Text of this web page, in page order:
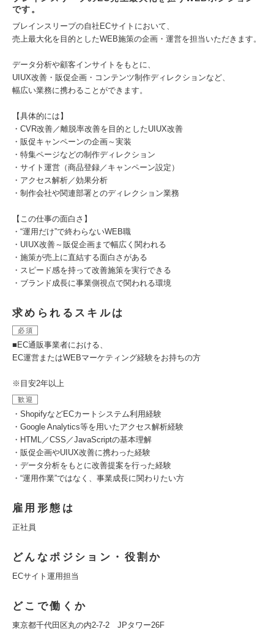
です。
ブレインスリープの自社ECサイトにおいて、
売上最大化を目的としたWEB施策の企画・運営を担当いただきます。
データ分析や顧客インサイトをもとに、
UIUX改善・販促企画・コンテンツ制作ディレクションなど、
幅広い業務に携わることができます。
【具体的には】
・CVR改善／離脱率改善を目的としたUIUX改善
・販促キャンペーンの企画～実装
・特集ページなどの制作ディレクション
・サイト運営（商品登録／キャンペーン設定）
・アクセス解析／効果分析
・制作会社や関連部署とのディレクション業務
【この仕事の面白さ】
・“運用だけ”で終わらないWEB職
・UIUX改善～販促企画まで幅広く関われる
・施策が売上に直結する面白さがある
・スピード感を持って改善施策を実行できる
・ブランド成長に事業側視点で関われる環境
求められるスキルは
必須
■EC通販事業者における、
EC運営またはWEBマーケティング経験をお持ちの方
※目安2年以上
歓迎
・ShopifyなどECカートシステム利用経験
・Google Analytics等を用いたアクセス解析経験
・HTML／CSS／JavaScriptの基本理解
・販促企画やUIUX改善に携わった経験
・データ分析をもとに改善提案を行った経験
・“運用作業”ではなく、事業成長に関わりたい方
雇用形態は
正社員
どんなポジション・役割か
ECサイト運用担当
どこで働くか
東京都千代田区丸の内2-7-2 JPタワー26F